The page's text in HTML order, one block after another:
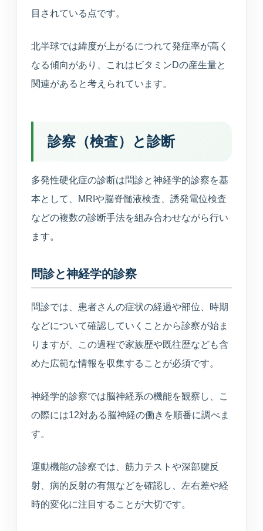
目されている点です。
北半球では緯度が上がるにつれて発症率が高く
なる傾向があり、これはビタミンDの産生量と
関連があると考えられています。
診察（検査）と診断
多発性硬化症の診断は問診と神経学的診察を基
本として、MRIや脳脊髄液検査、誘発電位検査
などの複数の診断手法を組み合わせながら行い
ます。
問診と神経学的診察
問診では、患者さんの症状の経過や部位、時期
などについて確認していくことから診察が始ま
りますが、この過程で家族歴や既往歴なども含
めた広範な情報を収集することが必須です。
神経学的診察では脳神経系の機能を観察し、こ
の際には12対ある脳神経の働きを順番に調べま
す。
運動機能の診察では、筋力テストや深部腱反
射、病的反射の有無などを確認し、左右差や経
時的変化に注目することが大切です。